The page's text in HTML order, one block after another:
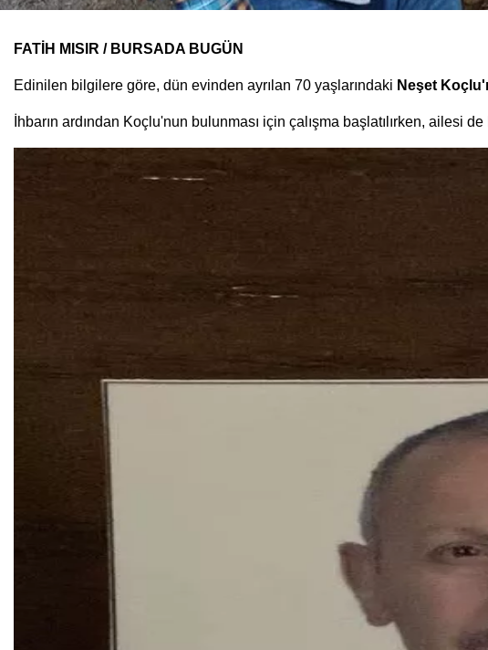
FATİH MISIR / BURSADA BUGÜN
Edinilen bilgilere göre, dün evinden ayrılan 70 yaşlarındaki Neşet
İhbarın ardından Koçlu'nun bulunması için çalışma başlatılırken, ailesi